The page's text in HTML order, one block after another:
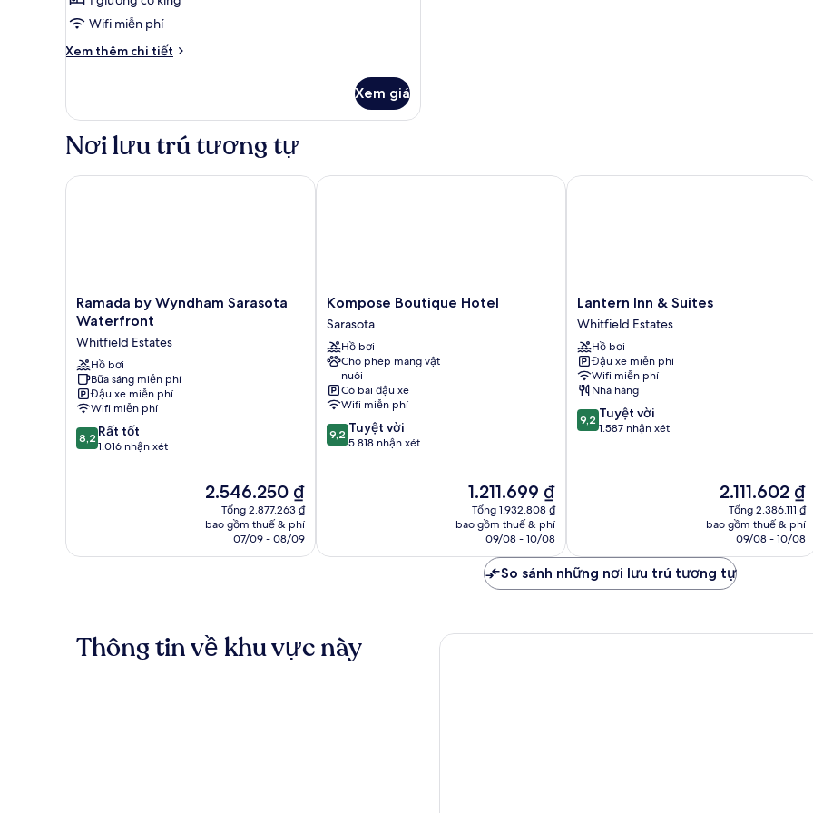
*Balcony/Patio*,
Pool
View
Studio,
1
Wifi miễn phí
Xem thêm chi tiết
Chi
Studio,
King
Xem giá
Nơi lưu trú tương tự
Ramada
by
Sarasota
Waterfront
Whitfield
Estates
Ramada by Wyndham Sarasota
Waterfront
Whitfield Estates
Hồ bơi
Bữa sáng miễn phí
Đậu xe miễn phí
Wifi miễn phí
8.2
trên
8,2 Rất tốt
1.016 nhận xét
Giá
hiện
tại
2.546.250 ₫
2.546.250 ₫
Tổng 2.877.263 ₫
bao gồm thuế & phí
07/09 - 08/09
Ramada by Wyndham Sarasota Waterfront
Kompose
Boutique
Hotel
Sarasota
Kompose Boutique Hotel
Sarasota
Hồ bơi
Cho phép mang vật
nuôi
Có bãi đậu xe
Wifi miễn phí
9.2
trên
9,2 Tuyệt vời
5.818 nhận xét
Giá
hiện
tại
1.211.699 ₫
1.211.699 ₫
Tổng 1.932.808 ₫
bao gồm thuế & phí
09/08 - 10/08
Kompose Boutique Hotel
Lantern
Inn
&
Suites
Whitfield
Estates
Lantern Inn & Suites
Whitfield Estates
Hồ bơi
Đậu xe miễn phí
Wifi miễn phí
Nhà hàng
9.2
trên
9,2 Tuyệt vời
1.587 nhận xét
Giá
hiện
tại
2.111.602 ₫
2.111.602 ₫
Tổng 2.386.111 ₫
bao gồm thuế & phí
09/08 - 10/08
Lantern Inn & Suites
So sánh những nơi lưu trú tương tự
Thông tin về khu vực này